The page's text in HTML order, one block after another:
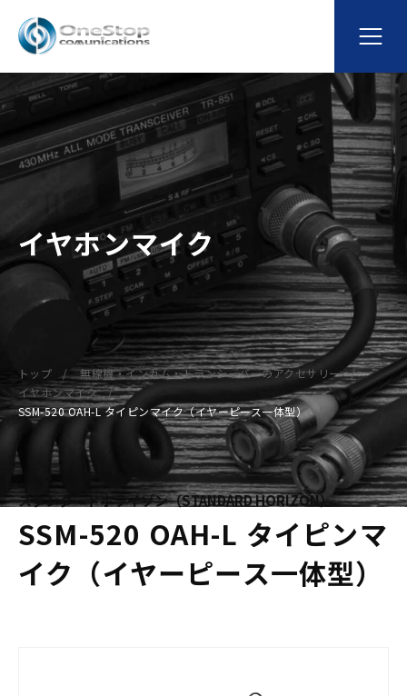
イヤホンマイク
トップ
無線機・インカム・トランシーバーのアクセサリー
イヤホンマイク
SSM-520 OAH-L タイピンマイク（イヤーピース一体型）
スタンダードホライゾン（STANDARD HORIZON）
SSM-520 OAH-L タイピンマ
イク（イヤーピース一体型）